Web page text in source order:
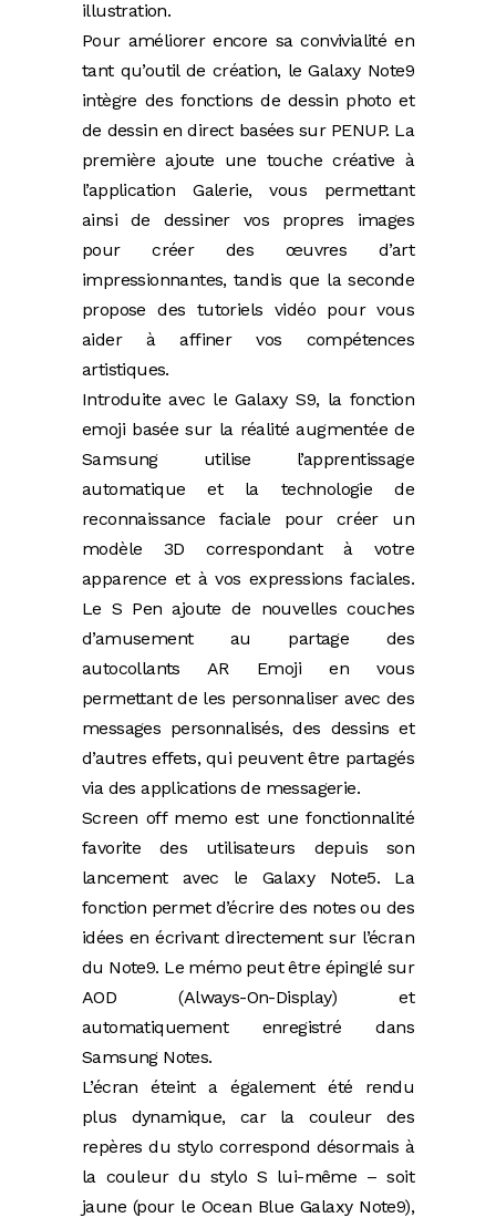
illustration.
Pour améliorer encore sa convivialité en
tant qu’outil de création, le Galaxy Note9
intègre des fonctions de dessin photo et
de dessin en direct basées sur PENUP. La
première ajoute une touche créative à
l’application Galerie, vous permettant
ainsi de dessiner vos propres images
pour créer des œuvres d’art
impressionnantes, tandis que la seconde
propose des tutoriels vidéo pour vous
aider à affiner vos compétences
artistiques.
Introduite avec le Galaxy S9, la fonction
emoji basée sur la réalité augmentée de
Samsung utilise l’apprentissage
automatique et la technologie de
reconnaissance faciale pour créer un
modèle 3D correspondant à votre
apparence et à vos expressions faciales.
Le S Pen ajoute de nouvelles couches
d’amusement au partage des
autocollants AR Emoji en vous
permettant de les personnaliser avec des
messages personnalisés, des dessins et
d’autres effets, qui peuvent être partagés
via des applications de messagerie.
Screen off memo est une fonctionnalité
favorite des utilisateurs depuis son
lancement avec le Galaxy Note5. La
fonction permet d’écrire des notes ou des
idées en écrivant directement sur l’écran
du Note9. Le mémo peut être épinglé sur
AOD (Always-On-Display) et
automatiquement enregistré dans
Samsung Notes.
L’écran éteint a également été rendu
plus dynamique, car la couleur des
repères du stylo correspond désormais à
la couleur du stylo S lui-même – soit
jaune (pour le Ocean Blue Galaxy Note9),